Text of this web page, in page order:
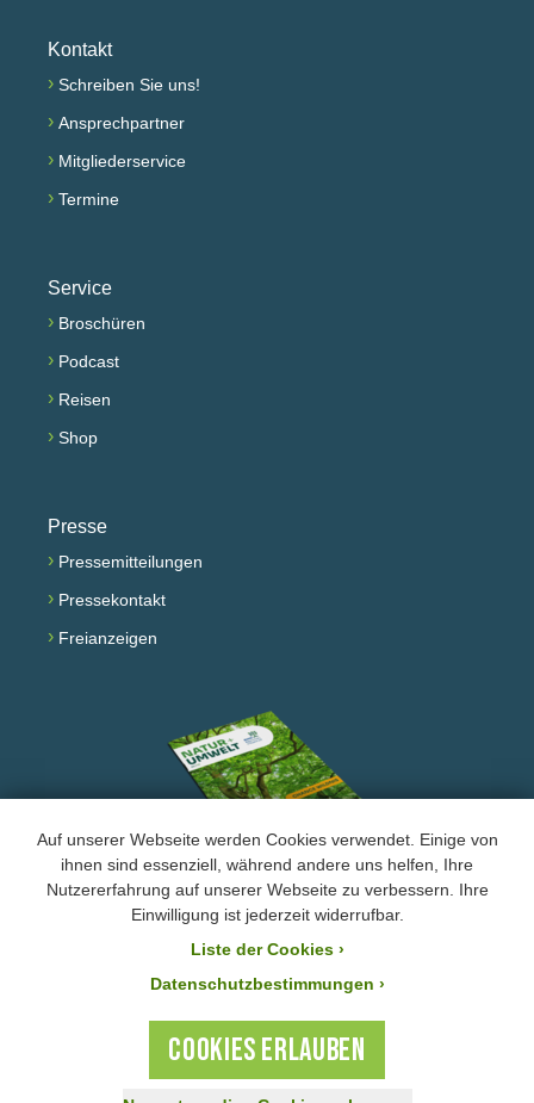
Auf unserer Webseite werden Cookies verwendet. Einige von
ihnen sind essenziell, während andere uns helfen, Ihre
Nutzererfahrung auf unserer Webseite zu verbessern. Ihre
Einwilligung ist jederzeit widerrufbar.
Liste der Cookies ›
Datenschutzbestimmungen ›
COOKIES ERLAUBEN
Kontakt
› Schreiben Sie uns!
› Ansprechpartner
› Mitgliederservice
› Termine
Service
› Broschüren
› Podcast
› Reisen
› Shop
Presse
› Pressemitteilungen
› Pressekontakt
› Freianzeigen
FacebookInstagramYouTube
› Impressum und Datenschutz
21.11.2025 von der Körperschafts- und Gewerbesteuer befreit. Ihre Zuwendung an den
BUND Naturschutz ist steuerlich absetzbar.